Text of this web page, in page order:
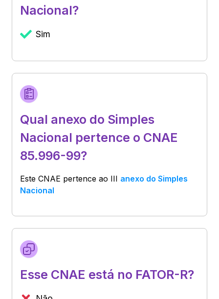
Nacional?
Sim
Qual anexo do Simples
Nacional pertence o CNAE
85.996-99?
Este CNAE pertence ao III anexo do Simples
Nacional
Esse CNAE está no FATOR-R?